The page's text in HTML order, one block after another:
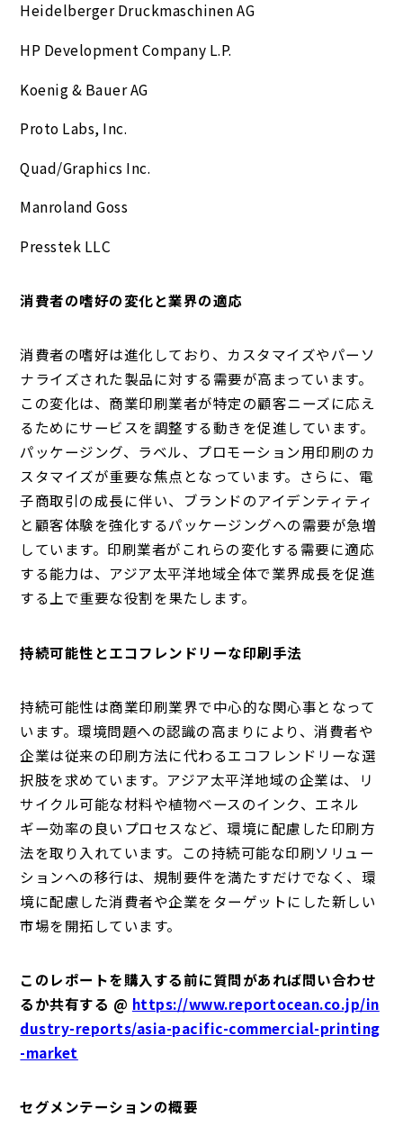
Heidelberger Druckmaschinen AG
HP Development Company L.P.
Koenig & Bauer AG
Proto Labs, Inc.
Quad/Graphics Inc.
Manroland Goss
Presstek LLC
消費者の嗜好の変化と業界の適応
消費者の嗜好は進化しており、カスタマイズやパーソ
ナライズされた製品に対する需要が高まっています。
この変化は、商業印刷業者が特定の顧客ニーズに応え
るためにサービスを調整する動きを促進しています。
パッケージング、ラベル、プロモーション用印刷のカ
スタマイズが重要な焦点となっています。さらに、電
子商取引の成長に伴い、ブランドのアイデンティティ
と顧客体験を強化するパッケージングへの需要が急増
しています。印刷業者がこれらの変化する需要に適応
する能力は、アジア太平洋地域全体で業界成長を促進
する上で重要な役割を果たします。
持続可能性とエコフレンドリーな印刷手法
持続可能性は商業印刷業界で中心的な関心事となって
います。環境問題への認識の高まりにより、消費者や
企業は従来の印刷方法に代わるエコフレンドリーな選
択肢を求めています。アジア太平洋地域の企業は、リ
サイクル可能な材料や植物ベースのインク、エネル
ギー効率の良いプロセスなど、環境に配慮した印刷方
法を取り入れています。この持続可能な印刷ソリュー
ションへの移行は、規制要件を満たすだけでなく、環
境に配慮した消費者や企業をターゲットにした新しい
市場を開拓しています。
このレポートを購入する前に質問があれば問い合わせ
るか共有する @ https://www.reportocean.co.jp/in
dustry-reports/asia-pacific-commercial-printing
-market
セグメンテーションの概要